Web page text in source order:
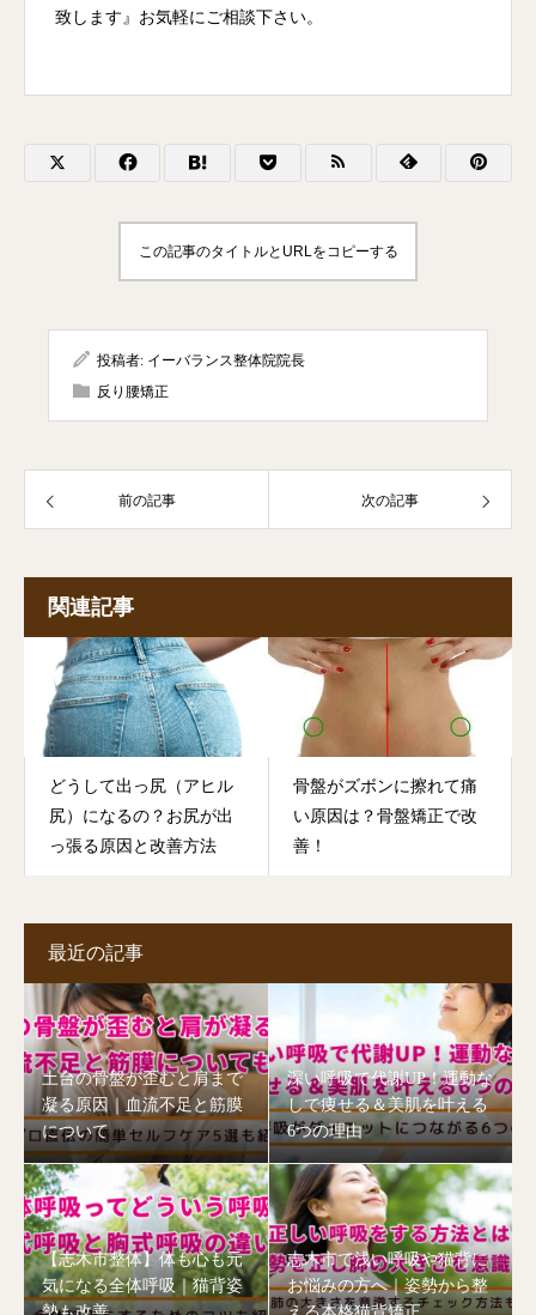
致します』お気軽にご相談下さい。
この記事のタイトルとURLをコピーする
投稿者: イーバランス整体院院長
反り腰矯正
前の記事 次の記事
関連記事
どうして出っ尻（アヒル
尻）になるの？お尻が出
っ張る原因と改善方法
骨盤がズボンに擦れて痛
い原因は？骨盤矯正で改
善！
最近の記事
土台の骨盤が歪むと肩まで
凝る原因｜血流不足と筋膜
について
深い呼吸で代謝UP！運動な
しで痩せる＆美肌を叶える
6つの理由
【志木市整体】体も心も元
気になる全体呼吸｜猫背姿
志木市で浅い呼吸や猫背に
お悩みの方へ｜姿勢から整